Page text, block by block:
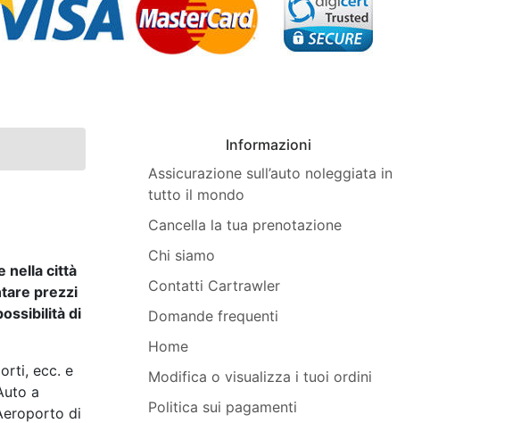
nella città
prezzi
di
ecc. e
a
di
Informazioni
Assicurazione sull’auto noleggiata in
tutto il mondo
Cancella la tua prenotazione
Chi siamo
Contatti Cartrawler
Domande frequenti
Home
Modifica o visualizza i tuoi ordini
Politica sui pagamenti